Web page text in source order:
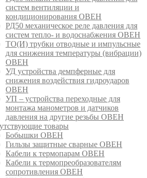
систем вентиляции и
кондиционирования ОВЕН
РД50 механическое реле давления для
систем тепло- и водоснабжения ОВЕН
ТО(И) трубки отводные и импульсные
для снижения температуры (вибрации)
ОВЕН
УД устройства демпферные для
снижения воздействия гидроударов
ОВЕН
УП – устройства переходные для
монтажа манометров и датчиков
давления на другие резьбы ОВЕН
товары
Бобышки ОВЕН
Гильзы защитные сварные ОВЕН
Кабели к термопарам ОВЕН
Кабели к термопреобразователям
сопротивления ОВЕН